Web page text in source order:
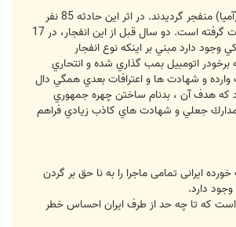
در تاريخ 18 ژوئيه 1994 برابر با 27 تيرماه 1373 دو مركز مربوط به يهوديان آرژانتين شامل انجمن يهوديان آرژانتين (دايا) و مركز فرهنگي اسراييل آرژانتين (آميا) منفجر گرديدند. در اثر اين حادثه 85 نفر
كشته و 250 نفر زخمي شدند. گزارشات حاكي از اين بود كه اين انفجار در اثر برخورد يك دستگاه اتومبيل بمب گذاري شده و در يك عمليات انتحاري، صورت گرفته است. دو سال قبل از اين انفجار، در 17
مجروح شدند. اسناد و مداركي وجود دارد مبني بر اينكه نوع انفجار
اتومبيل بمب گذاري شده و انتحاري
وارده و شهادت ها و اعترافات بعدي همگي دال
كه هدف آن ، بدنام ساختن چهره جمهوري
جلوه دادن مقامات كشورمان و حزب الله لبنان نزد افكار عمومي بين المللي و استمرار فشارهاي سياسي مي باشد. طي 11 سال مدارك جعلي و شهادت هاي كاذب زيادي فراهم
ایرانی تمامی ماجرا را به نا حق بر گردن
دارد.
است که تا چه حد از طرف ایران احساس خطر